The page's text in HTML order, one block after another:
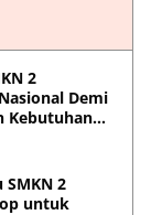
2
Demi
Kebutuhan
SMKN 2
untuk